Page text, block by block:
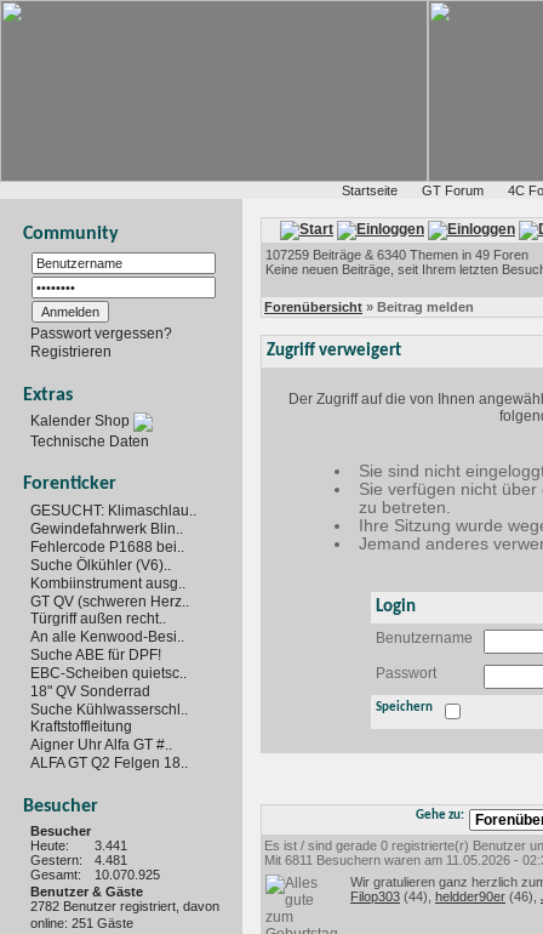
Startseite GT Forum 4C
Community
Passwort vergessen?
Registrieren
Extras
Kalender Shop
Technische Daten
Forenticker
GESUCHT: Klimaschlau..
Gewindefahrwerk Blin..
Fehlercode P1688 bei..
Suche Ölkühler (V6)..
Kombiinstrument ausg..
GT QV (schweren Herz..
Türgriff außen recht..
An alle Kenwood-Besi..
Suche ABE für DPF!
EBC-Scheiben quietsc..
18" QV Sonderrad
Suche Kühlwasserschl..
Kraftstoffleitung
Aigner Uhr Alfa GT #..
ALFA GT Q2 Felgen 18..
Besucher
Besucher
Heute:
3.441
Gestern:
4.481
Gesamt:
10.070.925
Benutzer & Gäste
2782 Benutzer registriert, davon
online: 251 Gäste
107259 Beiträge & 6340 Themen in 49 Foren
Keine neuen Beiträge, seit Ihrem letzten
Forenübersicht » Beitrag melden
Zugriff verweigert
Der Zugriff auf die von Ihnen
Sie sind nicht
Sie verfügen nicht
zu betreten.
Ihre Sitzung wurde
Jemand anderes
Login
Benutzername
Passwort
Speichern
Gehe zu:
Es ist / sind gerade 0 registrierte(r) Benutzer
Mit 6811 Besuchern waren am 11.05.2026 -
Wir gratulieren ganz herzlich
Filop303 (44), heldder90er (46),